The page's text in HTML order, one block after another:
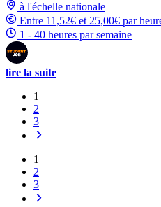
à l'échelle nationale
Entre 11,52€ et 25,00€ par
1 - 40 heures par semaine
lire la suite
1
2
3
1
2
3